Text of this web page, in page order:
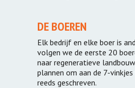
DE BOEREN
Elk bedrijf en elke boer is
volgen we de eerste 20
naar regeneratieve
plannen om aan de 7-
reeds geschreven.